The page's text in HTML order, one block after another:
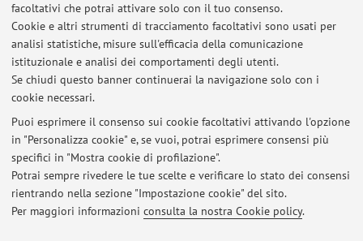
facoltativi che potrai attivare solo con il tuo consenso.
Cookie e altri strumenti di tracciamento facoltativi sono usati per
analisi statistiche, misure sull'efficacia della comunicazione
istituzionale e analisi dei comportamenti degli utenti.
Se chiudi questo banner continuerai la navigazione solo con i
cookie necessari.
Puoi esprimere il consenso sui cookie facoltativi attivando l'opzione
in "Personalizza cookie" e, se vuoi, potrai esprimere consensi più
specifici in "Mostra cookie di profilazione".
Potrai sempre rivedere le tue scelte e verificare lo stato dei consensi
rientrando nella sezione "Impostazione cookie" del sito.
Per maggiori informazioni consulta la nostra Cookie policy.
Dipartimento delle Arti
Via Barberia 4, Bologna - Vai alla mappa
Ultimi avvisi
Al momento non sono presenti avvisi.